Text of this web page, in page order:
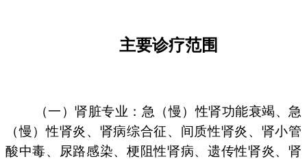
主要诊疗范围
（一）肾脏专业：急（慢）性肾功能衰竭、急
（慢）性肾炎、肾病综合征、间质性肾炎、肾小管
酸中毒、尿路感染、梗阻性肾病、遗传性肾炎、肾